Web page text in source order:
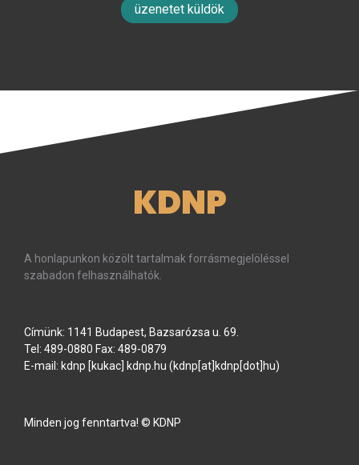
üzenetet küldök
KDNP
A honlapunkon közölt tartalmak forrásmegjelöléssel
szabadon felhasználhatók.
Címünk: 1141 Budapest, Bazsarózsa u. 69.
Tel: 489-0880 Fax: 489-0879
E-mail: kdnp [kukac] kdnp hu (kdnp[at]kdnp[dot]hu)
Minden jog fenntartva! © KDNP